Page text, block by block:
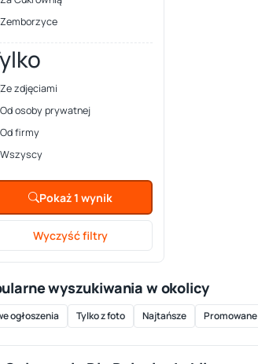
Zemborzyce
Ze zdjęciami
Od osoby prywatnej
Od firmy
Wszyscy
Pokaż 1 wynik
Wyczyść filtry
wyszukiwania w okolicy
ogłoszenia Tylko z foto Najtańsze Promowane